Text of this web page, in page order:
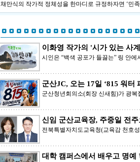
채만식의 작가적 정체성을 한마디로 규정하자면 ‘민
이화영 작가의 '시가 있는 사
시인은 “백색 공포가 들끓는” 링 안
군산JC, 오는 17일 ‘815 워터
군산청년회의소(회장 신새힘)가 광
신임 군산교육장, 주중일 전
전북특별자치도교육청(교육감 천호
대학 캠퍼스에서 배우고 명예